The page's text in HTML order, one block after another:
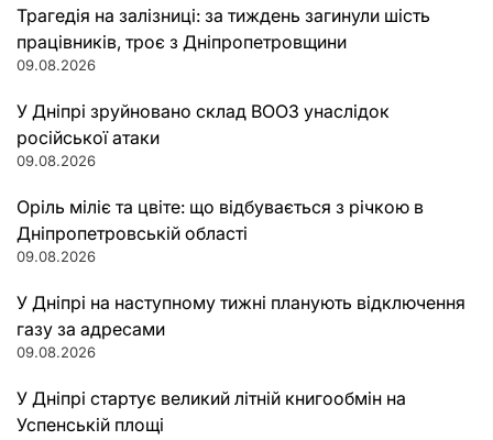
Трагедія на залізниці: за тиждень загинули шість
працівників, троє з Дніпропетровщини
09.08.2026
У Дніпрі зруйновано склад ВООЗ унаслідок
російської атаки
09.08.2026
Оріль міліє та цвіте: що відбувається з річкою в
Дніпропетровській області
09.08.2026
У Дніпрі на наступному тижні планують відключення
газу за адресами
09.08.2026
У Дніпрі стартує великий літній книгообмін на
Успенській площі